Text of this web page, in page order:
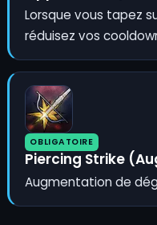
Lorsque vous tapez
réduisez vos
OBLIGATOIRE
Piercing Strike
Augmentation de